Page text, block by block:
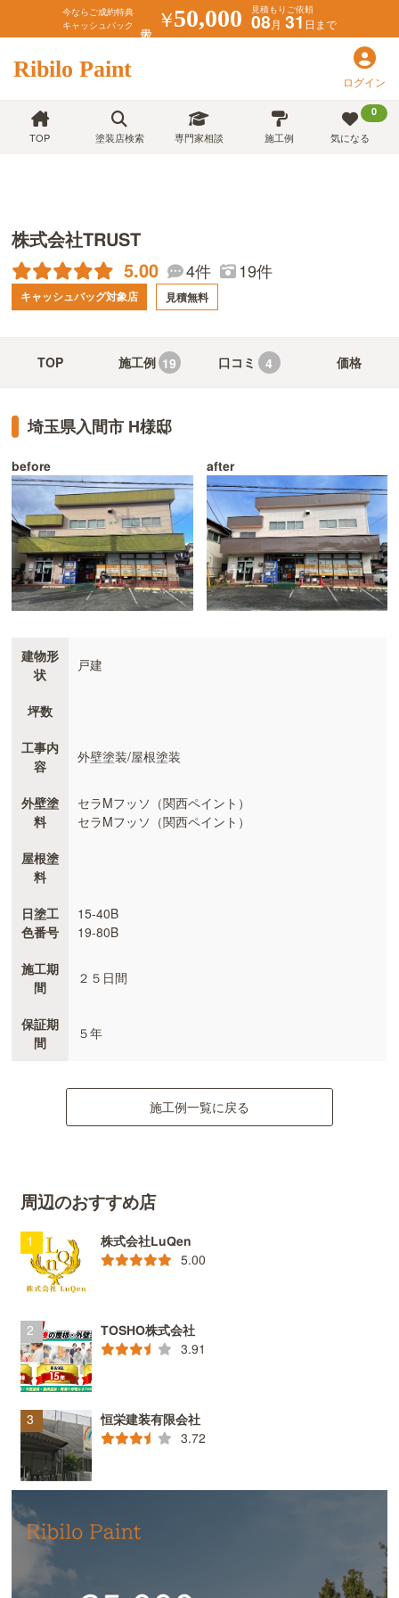
今ならご成約特典
キャッシュバック
￥50,000 見積もりご依頼
08月 31日まで
Ribilo Paint ログイン
TOP 塗装店検索 専門家相談 施工例
0
気になる
株式会社TRUST
5.00 4件 19件
キャッシュバッグ対象店 見積無料
TOP 施工例 19 口コミ 4 価格
埼玉県入間市 H様邸
before after
建物形
状
戸建
坪数
工事内
容
外壁塗装/屋根塗装
外壁塗
料
セラMフッソ（関西ペイント）
セラMフッソ（関西ペイント）
屋根塗
料
日塗工
色番号
15-40B
19-80B
施工期
間
２５日間
保証期
間
５年
施工例一覧に戻る
周辺のおすすめ店
株式会社LuQen
5.00
TOSHO株式会社
3.91
恒栄建装有限会社
3.72